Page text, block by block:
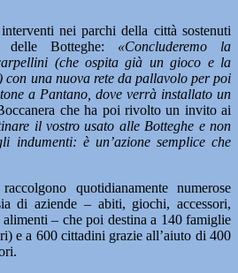
nei parchi della città sostenuti
delle Botteghe: «Concluderemo la
(che ospita già un gioco e la
una nuova rete da pallavolo per poi
a Pantano, dove verrà installato un
che ha poi rivolto un invito ai
il vostro usato alle Botteghe e non
indumenti: è un’azione semplice che
quotidianamente numerose
di aziende – abiti, giochi, accessori,
– che poi destina a 140 famiglie
e a 600 cittadini grazie all’aiuto di 400